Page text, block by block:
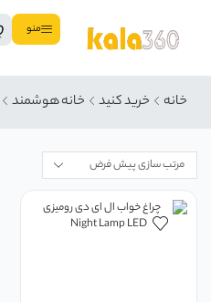
منو
خانه خرید کنید خانه هوشمند